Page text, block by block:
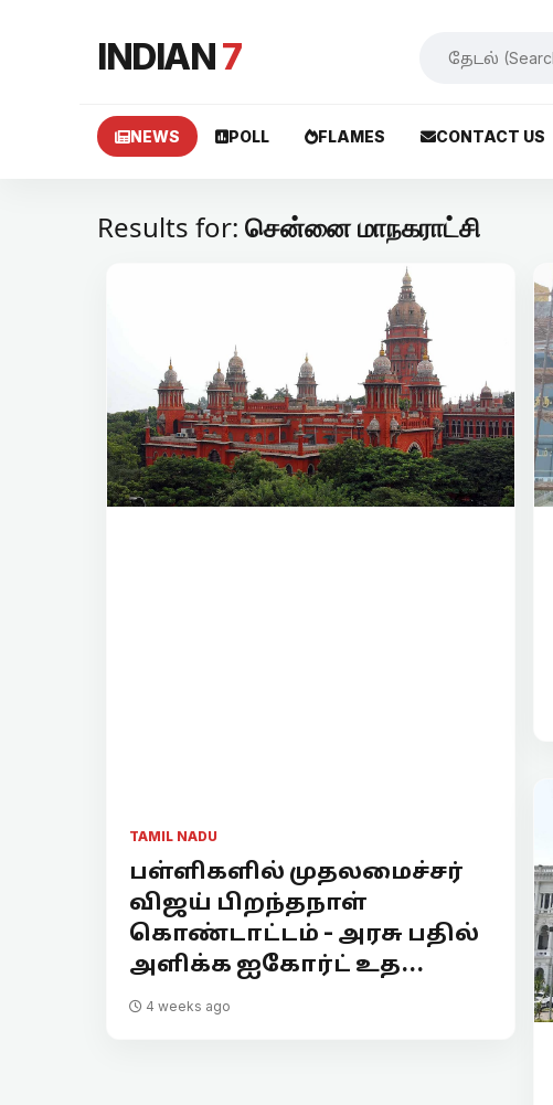
INDIAN7
NEWS POLL FLAMES CONTACT US
Results for: சென்னை மாநகராட்சி
TAMIL NADU
பள்ளிகளில் முதலமைச்சர்
விஜய் பிறந்தநாள்
கொண்டாட்டம் - அரசு பதில்
அளிக்க ஐகோர்ட் உத...
4 weeks ago